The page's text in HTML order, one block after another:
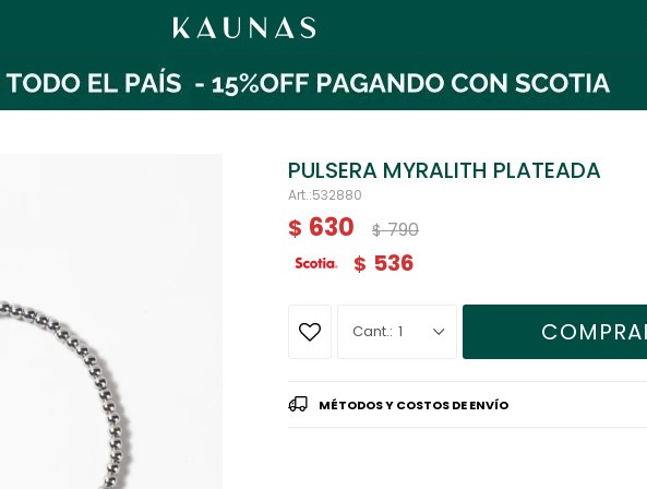
PULSERA MYRALITH PLATEADA
532880
$ 630 $ 790
$ 536
1
MÉTODOS Y COSTOS DE ENVÍO